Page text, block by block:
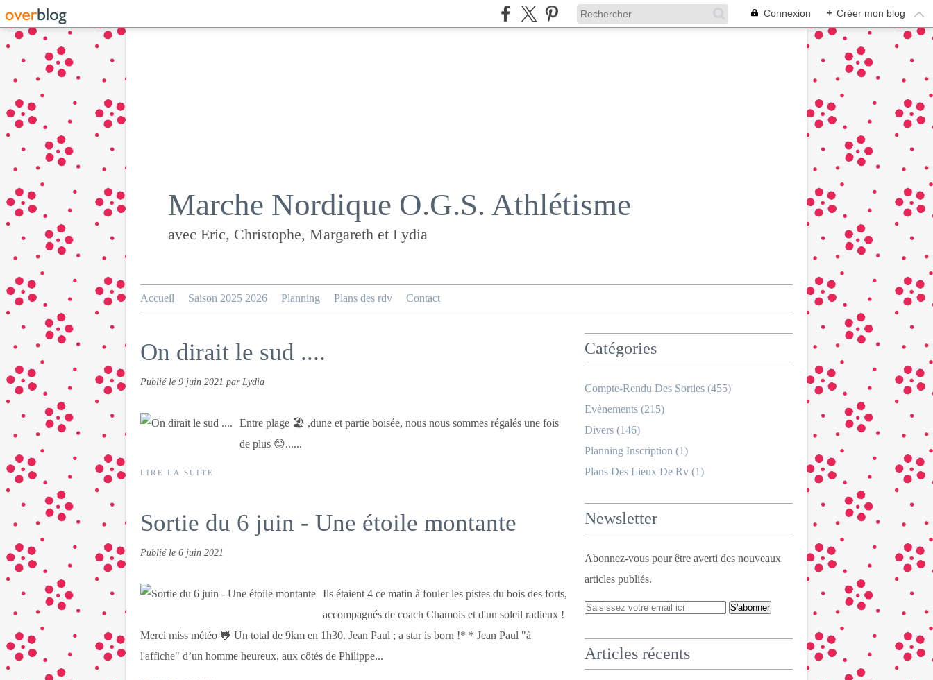
Connexion + Créer mon blog
Marche Nordique O.G.S. Athlétisme
avec Eric, Christophe, Margareth et Lydia
Accueil Saison 2025 2026 Planning Plans des rdv Contact
On dirait le sud ....
Publié le 9 juin 2021 par Lydia
Entre plage 🏖 ,dune et partie boisée, nous nous sommes régalés une fois
de plus 😊......
LIRE LA SUITE
Sortie du 6 juin - Une étoile montante
Publié le 6 juin 2021
Ils étaient 4 ce matin à fouler les pistes du bois des forts,
accompagnés de coach Chamois et d'un soleil radieux !
Merci miss météo 🐸 Un total de 9km en 1h30. Jean Paul ; a star is born !* * Jean Paul "à
l'affiche" d’un homme heureux, aux côtés de Philippe...
Catégories
Compte-Rendu Des Sorties (455)
Evènements (215)
Divers (146)
Planning Inscription (1)
Plans Des Lieux De Rv (1)
Newsletter
Abonnez-vous pour être averti des nouveaux
articles publiés.
Articles récents